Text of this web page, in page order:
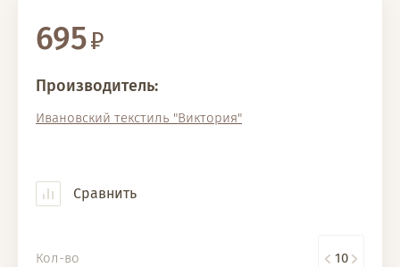
695
Производитель:
Ивановский текстиль "Виктория"
Сравнить
Кол-во